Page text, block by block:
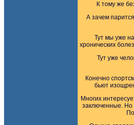
К тому же
А зачем
Тут мы уже
хронических
Тут уже
Конечно
бьют
Многих
заключенные. Но